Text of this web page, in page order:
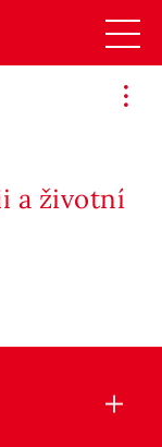
a životní